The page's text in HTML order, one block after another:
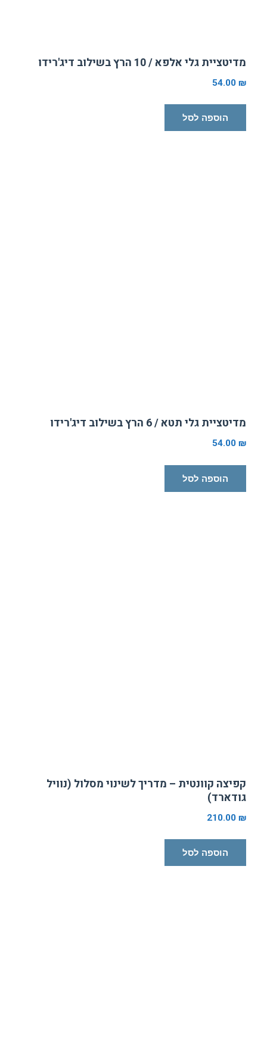
מדיטציית גלי אלפא / 10 הרץ בשילוב דיג'רידו
54.00 ₪
הוספה לסל
מדיטציית גלי תטא / 6 הרץ בשילוב דיג'רידו
54.00 ₪
הוספה לסל
קפיצה קוונטית – מדריך לשינוי מסלול (נוויל
גודארד)
210.00 ₪
הוספה לסל